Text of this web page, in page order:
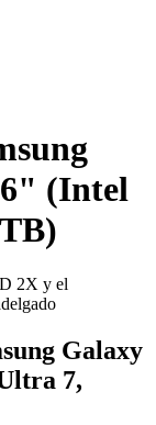
(Intel
2X y el
Galaxy
7,